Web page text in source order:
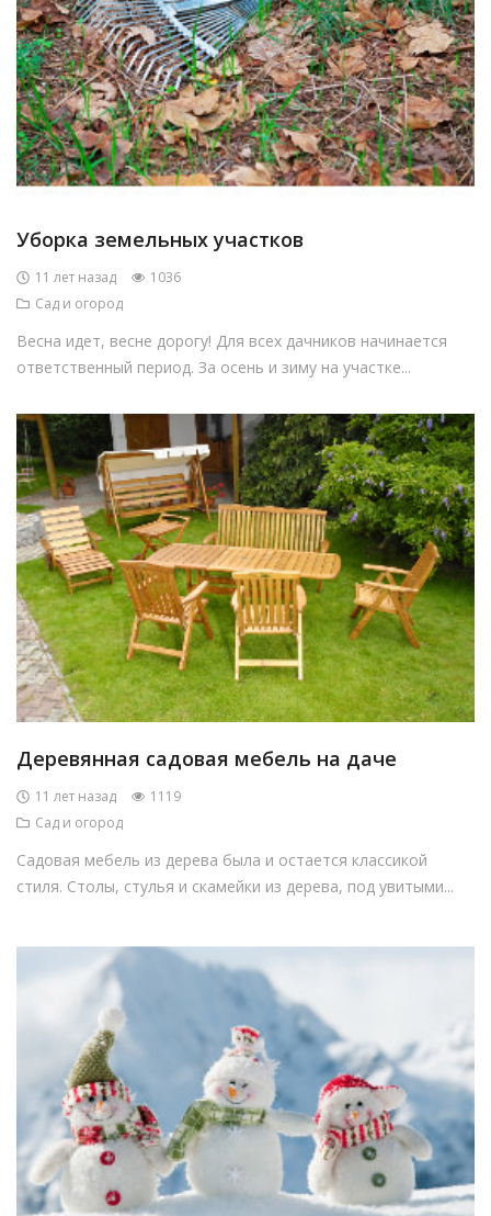
Уборка земельных участков
11 лет назад
1036
Сад и огород
Весна идет, весне дорогу! Для всех дачников начинается
ответственный период. За осень и зиму на участке...
Деревянная садовая мебель на даче
11 лет назад
1119
Сад и огород
Садовая мебель из дерева была и остается классикой
стиля. Столы, стулья и скамейки из дерева, под увитыми...